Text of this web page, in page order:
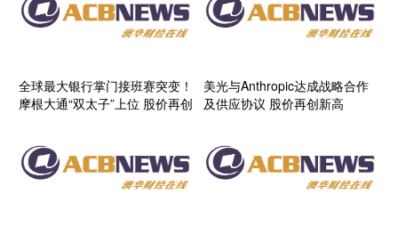
全球最大银行掌门接班赛突变！
摩根大通“双太子”上位 股价再创
美光与Anthropic达成战略合作
及供应协议 股价再创新高